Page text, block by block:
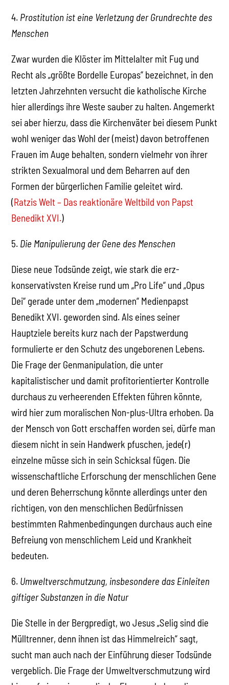
4. Prostitution ist eine Verletzung der Grundrechte des
Menschen
Zwar wurden die Klöster im Mittelalter mit Fug und
Recht als „größte Bordelle Europas“ bezeichnet, in den
letzten Jahrzehnten versucht die katholische Kirche
hier allerdings ihre Weste sauber zu halten. Angemerkt
sei aber hierzu, dass die Kirchenväter bei diesem Punkt
wohl weniger das Wohl der (meist) davon betroffenen
Frauen im Auge behalten, sondern vielmehr von ihrer
strikten Sexualmoral und dem Beharren auf den
Formen der bürgerlichen Familie geleitet wird.
(Ratzis Welt – Das reaktionäre Weltbild von Papst
Benedikt XVI.)
5. Die Manipulierung der Gene des Menschen
Diese neue Todsünde zeigt, wie stark die erz-
konservativsten Kreise rund um „Pro Life“ und „Opus
Dei“ gerade unter dem „modernen“ Medienpapst
Benedikt XVI. geworden sind. Als eines seiner
Hauptziele bereits kurz nach der Papstwerdung
formulierte er den Schutz des ungeborenen Lebens.
Die Frage der Genmanipulation, die unter
kapitalistischer und damit profitorientierter Kontrolle
durchaus zu verheerenden Effekten führen könnte,
wird hier zum moralischen Non-plus-Ultra erhoben. Da
der Mensch von Gott erschaffen worden sei, dürfe man
diesem nicht in sein Handwerk pfuschen, jede(r)
einzelne müsse sich in sein Schicksal fügen. Die
wissenschaftliche Erforschung der menschlichen Gene
und deren Beherrschung könnte allerdings unter den
richtigen, von den menschlichen Bedürfnissen
bestimmten Rahmenbedingungen durchaus auch eine
Befreiung von menschlichem Leid und Krankheit
bedeuten.
6. Umweltverschmutzung, insbesondere das Einleiten
giftiger Substanzen in die Natur
Die Stelle in der Bergpredigt, wo Jesus „Selig sind die
Mülltrenner, denn ihnen ist das Himmelreich“ sagt,
sucht man auch nach der Einführung dieser Todsünde
vergeblich. Die Frage der Umweltverschmutzung wird